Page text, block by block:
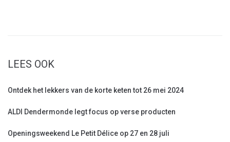
LEES OOK
Ontdek het lekkers van de korte keten tot 26 mei 2024
ALDI Dendermonde legt focus op verse producten
Openingsweekend Le Petit Délice op 27 en 28 juli